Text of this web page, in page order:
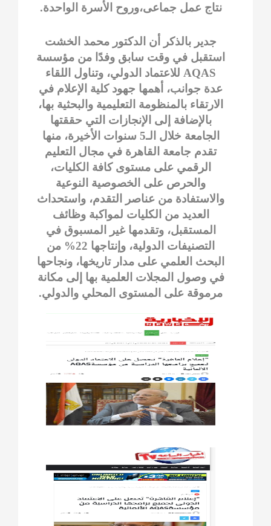
نتاج عمل جماعى،وروح الأسرة الواحدة.
جدير بالذكر أن الدكتور محمد الخشت
استقبل في وقت سابق وفدًا من مؤسسة
AQAS للاعتماد الدولي، وتناول اللقاء
عدة جوانب، أهمها جهود كلية الإعلام في
الارتقاء بالمنظومة التعليمية والبحثية بها،
بالإضافة إلى الإنجازات التي حققتها
الجامعة خلال الـ5 سنوات الأخيرة، منها
تقدم جامعة القاهرة في مجال التعليم
الرقمي على مستوى كافة الكليات،
والحرص على الخصوصية النوعية
والاستفادة من عناصر التقدم، واستحداث
العديد من الكليات لمواكبة وظائف
المستقبل، وتقدمها غير المسبوق في
التصنيفات الدولية، وإنتاجها 22% من
البحث العلمي على مدار تاريخها، ونجاحها
في وصول المجلات العلمية بها إلى مكانة
مرموقة على المستوى المحلي والدولي.